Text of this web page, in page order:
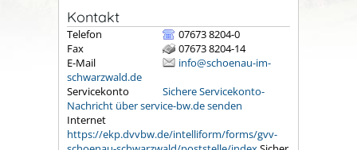
Kontakt
Telefon
07673 8204-0
Fax
07673 8204-14
E-Mail
info@schoenau-im-
schwarzwald.de
Servicekonto
Sichere Servicekonto-
Nachricht über service-bw.de senden
Internet
https://ekp.dvvbw.de/intelliform/forms/gvv-